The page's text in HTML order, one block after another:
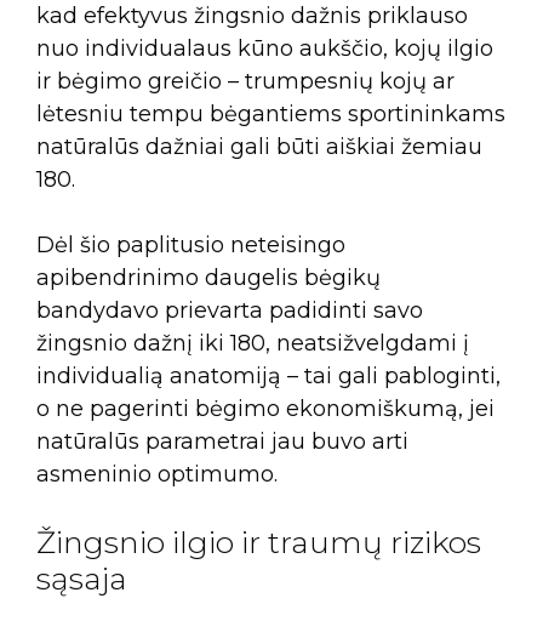
kad efektyvus žingsnio dažnis priklauso
nuo individualaus kūno aukščio, kojų ilgio
ir bėgimo greičio – trumpesnių kojų ar
lėtesniu tempu bėgantiems sportininkams
natūralūs dažniai gali būti aiškiai žemiau
180.
Dėl šio paplitusio neteisingo
apibendrinimo daugelis bėgikų
bandydavo prievarta padidinti savo
žingsnio dažnį iki 180, neatsižvelgdami į
individualią anatomiją – tai gali pabloginti,
o ne pagerinti bėgimo ekonomiškumą, jei
natūralūs parametrai jau buvo arti
asmeninio optimumo.
Žingsnio ilgio ir traumų rizikos
sąsaja